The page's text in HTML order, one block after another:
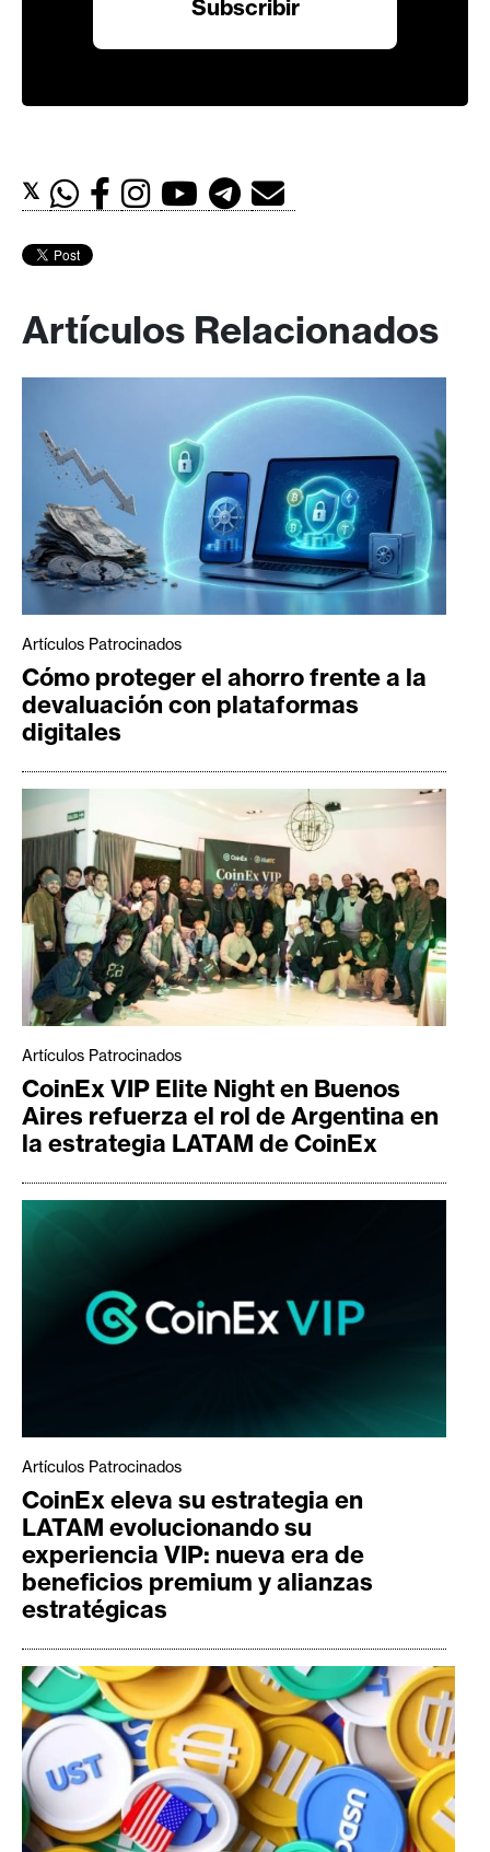
𝕏
Artículos Relacionados
Artículos Patrocinados
Cómo proteger el ahorro frente a la
devaluación con plataformas
digitales
Artículos Patrocinados
CoinEx VIP Elite Night en Buenos
Aires refuerza el rol de Argentina en
la estrategia LATAM de CoinEx
Artículos Patrocinados
CoinEx eleva su estrategia en
LATAM evolucionando su
experiencia VIP: nueva era de
beneficios premium y alianzas
estratégicas